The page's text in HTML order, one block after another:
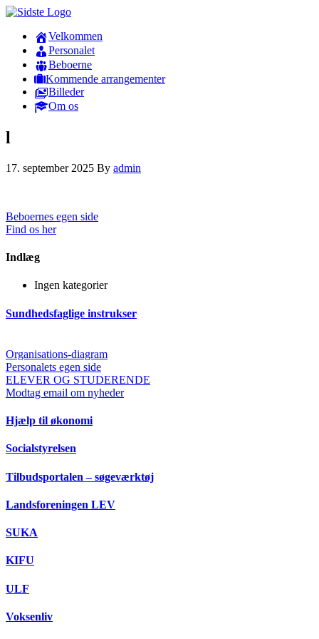
Velkommen
Personalet
Beboerne
Kommende arrangementer
Billeder
Om os
l
17. september 2025 By admin
Beboernes egen side
Find os her
Indlæg
Ingen kategorier
Sundhedsfaglige instrukser
Organisations-diagram
Personalets egen side
ELEVER OG STUDERENDE
Modtag email om nyheder
Hjælp til økonomi
Socialstyrelsen
Tilbudsportalen – søgeværktøj
Landsforeningen LEV
SUKA
KIFU
ULF
Voksenliv